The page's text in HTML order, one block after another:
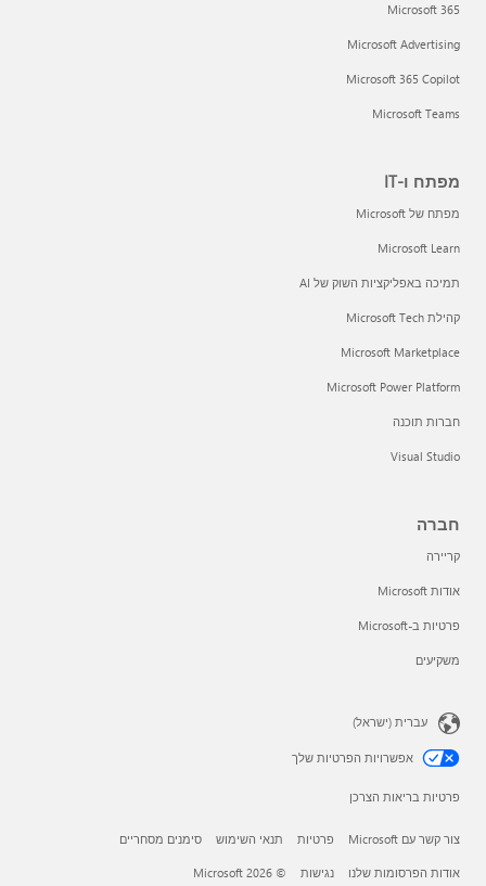
Microsoft 365
Microsoft Advertising
Microsoft 365 Copilot
Microsoft Teams
מפתח ו-IT
מפתח של Microsoft
Microsoft Learn
תמיכה באפליקציות השוק של AI
קהילת Microsoft Tech
Microsoft Marketplace
Microsoft Power Platform
חברות תוכנה
Visual Studio
חברה
קריירה
אודות Microsoft
פרטיות ב-Microsoft
משקיעים
עברית (ישראל)
אפשרויות הפרטיות שלך
פרטיות בריאות הצרכן
צור קשר עם Microsoft פרטיות תנאי השימוש סימנים מסחריים
אודות הפרסומות שלנו נגישות © Microsoft 2026